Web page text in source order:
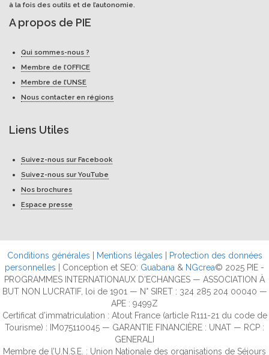
à la fois des outils et de l’autonomie.
A propos de PIE
Qui sommes-nous ?
Membre de l’OFFICE
Membre de l’UNSE
Nous contacter en régions
Liens Utiles
Suivez-nous sur Facebook
Suivez-nous sur YouTube
Nos brochures
Espace presse
Conditions générales Mentions légales
Protection des données
personnelles | Conception et SEO: Guabana & NGcrea© 2025 PIE -
PROGRAMMES INTERNATIONAUX D'ECHANGES — ASSOCIATION À
BUT NON LUCRATIF, loi de 1901 — N° SIRET : 324 285 204 00040 —
APE : 9499Z
Certificat d’immatriculation : Atout France (article R111-21 du code de
Tourisme) : IM075110045 — GARANTIE FINANCIÈRE : UNAT — RCP :
GENERALI
Membre de l’U.N.S.E. : Union Nationale des organisations de Séjours